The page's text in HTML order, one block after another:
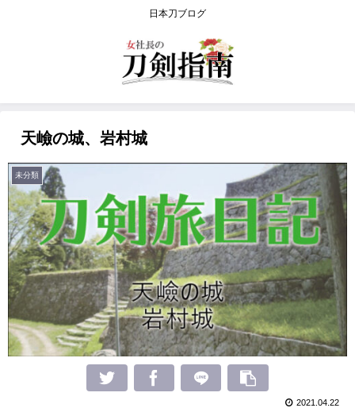
日本刀ブログ
天嶮の城、岩村城
未分類
2021.04.22